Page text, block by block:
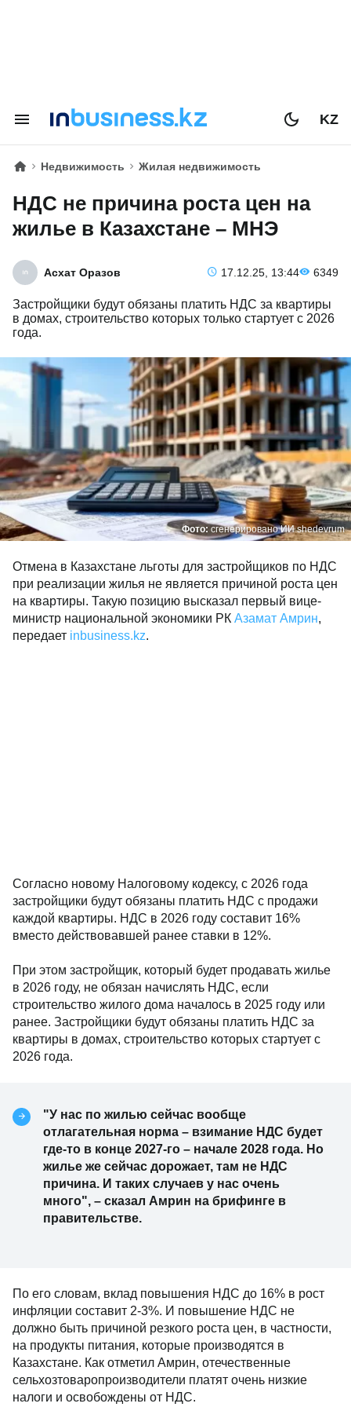
KZ
Недвижимость Жилая недвижимость
НДС не причина роста цен на
жилье в Казахстане – МНЭ
Асхат Оразов 17.12.25, 13:44 6349
Застройщики будут обязаны платить НДС за квартиры
в домах, строительство которых только стартует с 2026
года.
Фото: сгенерировано ИИ shedevrum
Отмена в Казахстане льготы для застройщиков по НДС
при реализации жилья не является причиной роста цен
на квартиры. Такую позицию высказал первый вице-
министр национальной экономики РК Азамат Амрин,
передает inbusiness.kz.
Согласно новому Налоговому кодексу, с 2026 года
застройщики будут обязаны платить НДС с продажи
каждой квартиры. НДС в 2026 году составит 16%
вместо действовавшей ранее ставки в 12%.
При этом застройщик, который будет продавать жилье
в 2026 году, не обязан начислять НДС, если
строительство жилого дома началось в 2025 году или
ранее. Застройщики будут обязаны платить НДС за
квартиры в домах, строительство которых стартует с
2026 года.
"У нас по жилью сейчас вообще
отлагательная норма – взимание НДС будет
где-то в конце 2027-го – начале 2028 года. Но
жилье же сейчас дорожает, там не НДС
причина. И таких случаев у нас очень
много", – сказал Амрин на брифинге в
правительстве.
По его словам, вклад повышения НДС до 16% в рост
инфляции составит 2-3%. И повышение НДС не
должно быть причиной резкого роста цен, в частности,
на продукты питания, которые производятся в
Казахстане. Как отметил Амрин, отечественные
сельхозтоваропроизводители платят очень низкие
налоги и освобождены от НДС.